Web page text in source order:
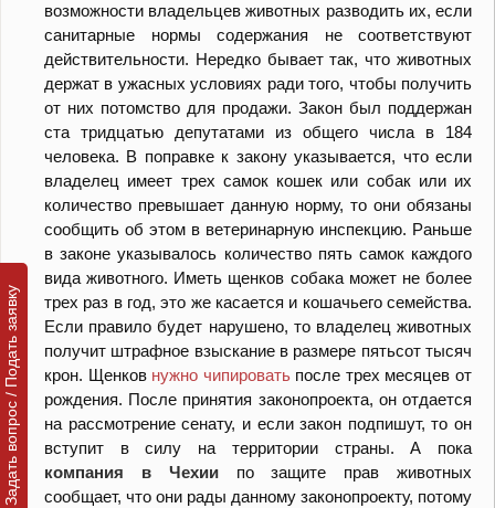
возможности владельцев животных разводить их, если
санитарные нормы содержания не соответствуют
действительности. Нередко бывает так, что животных
держат в ужасных условиях ради того, чтобы получить
от них потомство для продажи. Закон был поддержан
ста тридцатью депутатами из общего числа в 184
человека. В поправке к закону указывается, что если
владелец имеет трех самок кошек или собак или их
количество превышает данную норму, то они обязаны
сообщить об этом в ветеринарную инспекцию. Раньше
в законе указывалось количество пять самок каждого
вида животного. Иметь щенков собака может не более
трех раз в год, это же касается и кошачьего семейства.
Если правило будет нарушено, то владелец животных
получит штрафное взыскание в размере пятьсот тысяч
крон. Щенков нужно чипироватьпосле трех месяцев от
рождения. После принятия законопроекта, он отдается
на рассмотрение сенату, и если закон подпишут, то он
вступит в силу на территории страны. А пока
компания
в Чехиипо защите прав животных
сообщает, что они рады данному законопроекту, потому
Задать вопрос / Подать заявку